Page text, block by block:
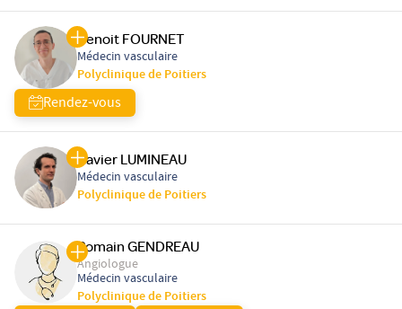
Benoit FOURNET
Médecin vasculaire
Polyclinique de Poitiers
Rendez-vous
Xavier LUMINEAU
Médecin vasculaire
Polyclinique de Poitiers
Romain GENDREAU
Angiologue
Médecin vasculaire
Polyclinique de Poitiers